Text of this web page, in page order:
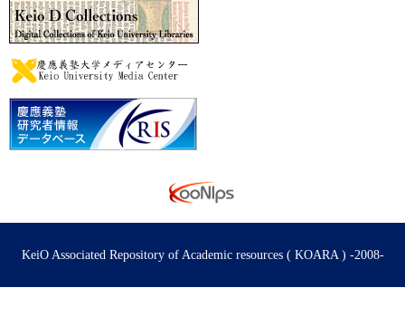
KeiO Associated Repository of Academic resources ( KOARA ) -2008-